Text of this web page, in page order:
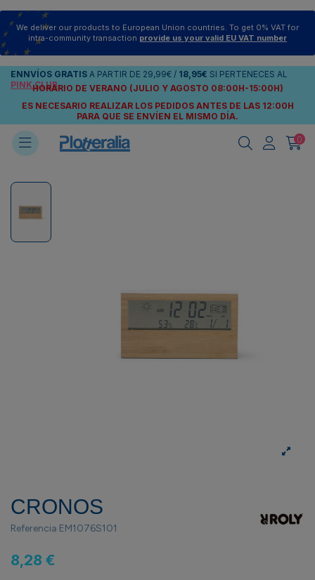
We deliver our products to European Union countries. To get 0% VAT for
intra-community transaction provide us your valid EU VAT number
ENNVÍOS GRATIS A PARTIR DE 29,99€ / 18,95€ SI PERTENECES AL
PINK CLUB
HORARIO DE VERANO (JULIO Y AGOSTO 08:00H-15:00H)
ES NECESARIO REALIZAR LOS PEDIDOS ANTES DE LAS 12:00H
PARA QUE SE ENVÍEN EL MISMO DÍA.
0
CRONOS
Referencia EM1076S101
8,28 €